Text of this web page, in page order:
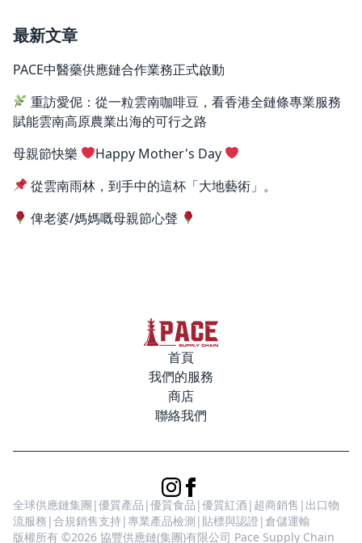
最新文章
PACE中醫藥供應鏈合作業務正式啟動
重訪愛伲：從一粒雲南咖啡豆，看香港全鏈條專業服務
賦能雲南高原農業出海的可行之路
母親節快樂
Happy Mother's Day
從雲南雨林，到手中的這杯「大地藝術」。
俾老婆/媽媽嘅母親節心聲
首頁
我們的服務
商店
聯絡我們
全球供應鏈集團|優質產品|優質食品|優質紅酒|超商銷售|出口物
流服務|合規銷售支持|專業產品檢測|貼標與認證|倉儲運輸
版權所有 ©2026 協豐供應鏈(集團)有限公司 Pace Supply Chain